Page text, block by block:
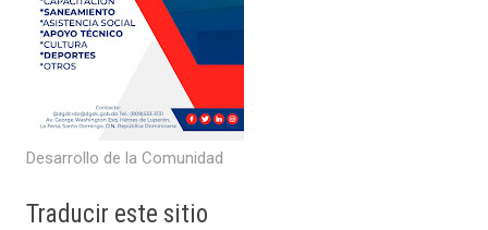
Desarrollo de la Comunidad
Traducir este sitio